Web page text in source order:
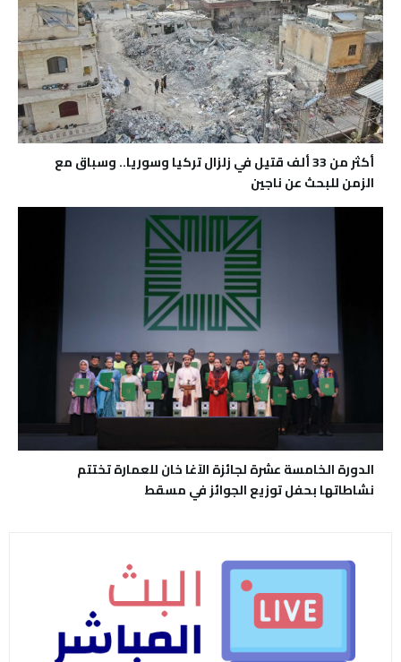
أكثر من 33 ألف قتيل في زلزال تركيا وسوريا.. وسباق مع
الزمن للبحث عن ناجين
الدورة الخامسة عشرة لجائزة الآغا خان للعمارة تختتم
نشاطاتها بحفل توزيع الجوائز في مسقط